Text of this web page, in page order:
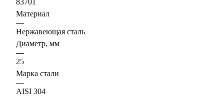
Материал
—
Нержавеющая сталь
Диаметр, мм
—
25
Марка стали
—
AISI 304